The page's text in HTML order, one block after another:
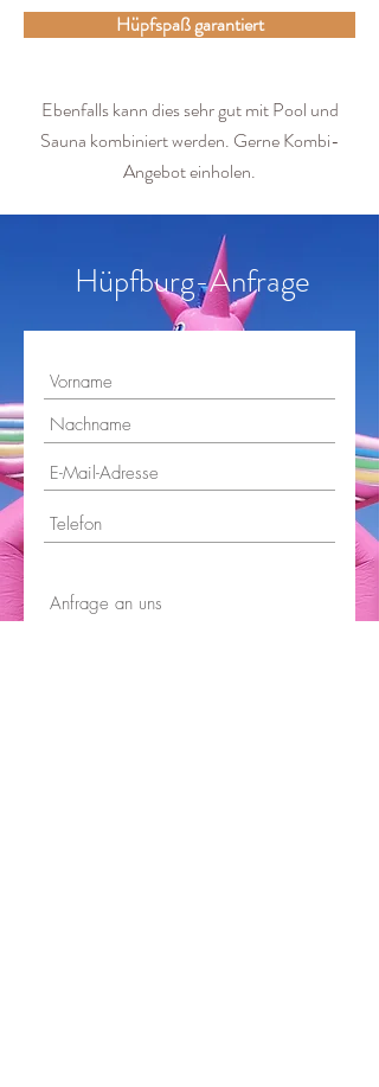
Hüpfspaß garantiert
Ebenfalls kann dies sehr gut mit Pool und
Sauna kombiniert werden. Gerne Kombi-
Angebot einholen.
Hüpfburg-Anfrage